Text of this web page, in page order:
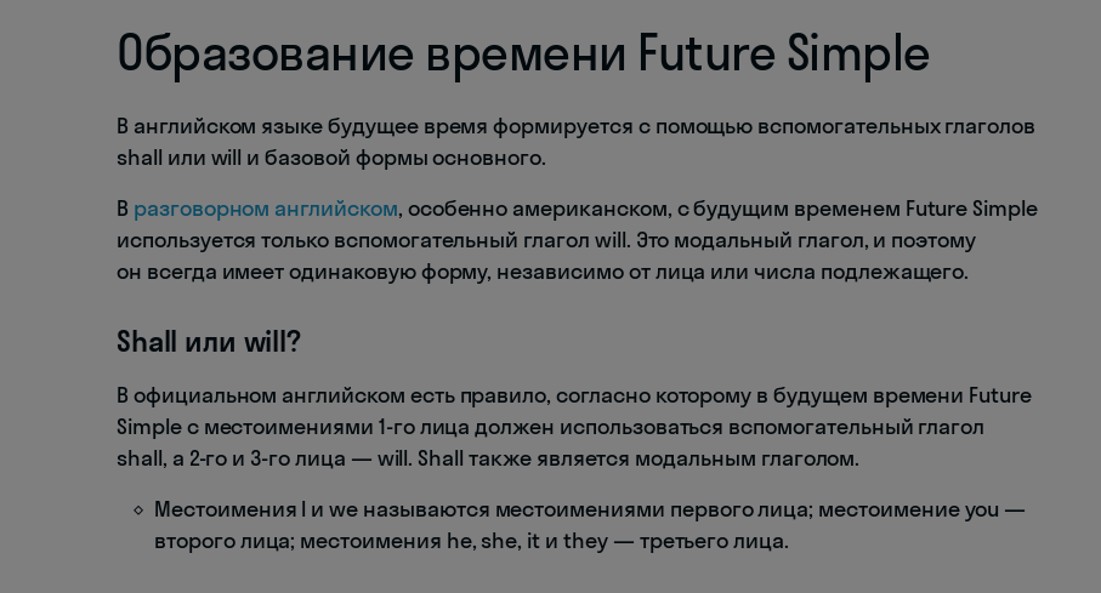
Образование времени Future Simple
В английском языке будущее время формируется с помощью вспомогательных глаголов
shall или will и базовой формы основного.
В разговорном английском, особенно американском, c будущим временем Future Simple
используется только вспомогательный глагол will. Это модальный глагол, и поэтому
он всегда имеет одинаковую форму, независимо от лица или числа подлежащего.
Shall или will?
В официальном английском есть правило, согласно которому в будущем времени Future
Simple с местоимениями 1-го лица должен использоваться вспомогательный глагол
shall, а 2-го и 3-го лица — will. Shall также является модальным глаголом.
Местоимения I и we называются местоимениями первого лица; местоимение you —
второго лица; местоимения he, she, it и they — третьего лица.